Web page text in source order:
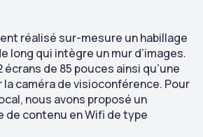
réalisé sur-mesure un habillage
long qui intègre un mur d’images.
de 85 pouces ainsi qu’une
caméra de visioconférence. Pour
nous avons proposé un
de contenu en Wifi de type